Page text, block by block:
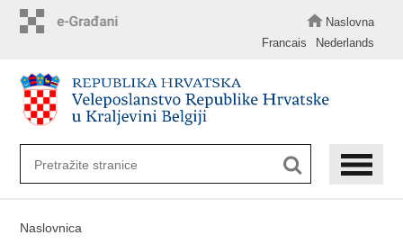
Naslovna
Francais
Nederlands
Naslovnica